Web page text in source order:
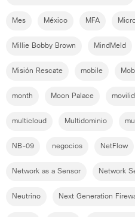
Mes México MFA
Millie Bobby Brown MindMeld
Misión Rescate mobile
month Moon Palace
multicloud Multidominio
NB-09 negocios NetFlow
Network as a Sensor Network
Neutrino Next Generation